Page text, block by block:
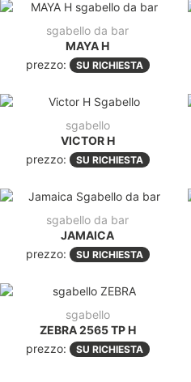
sgabello da bar
MAYA H
prezzo:
SU RICHIESTA
sgabello
VICTOR H
prezzo:
SU RICHIESTA
sgabello da bar
JAMAICA
prezzo:
SU RICHIESTA
sgabello
ZEBRA 2565 TP H
prezzo:
SU RICHIESTA